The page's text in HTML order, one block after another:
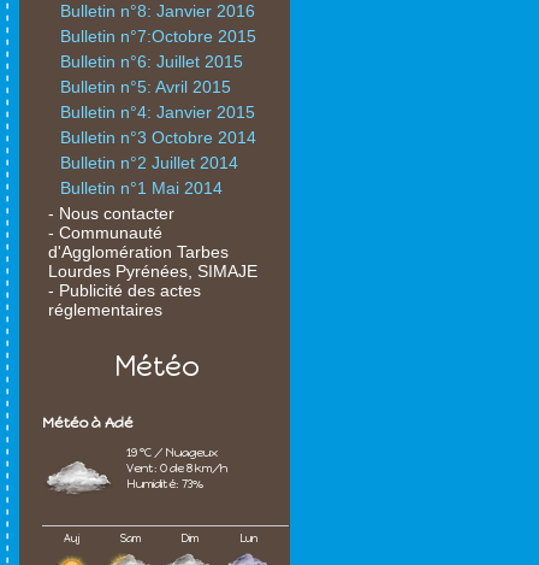
Bulletin n°8: Janvier 2016
Bulletin n°7:Octobre 2015
Bulletin n°6: Juillet 2015
Bulletin n°5: Avril 2015
Bulletin n°4: Janvier 2015
Bulletin n°3 Octobre 2014
Bulletin n°2 Juillet 2014
Bulletin n°1 Mai 2014
- Nous contacter
- Communauté
d'Agglomération Tarbes
Lourdes Pyrénées, SIMAJE
- Publicité des actes
réglementaires
Météo
Météo à Adé
19 °C / Nuageux
Vent: O de 8 km/h
Humidité: 73%
Auj Sam Dim Lun